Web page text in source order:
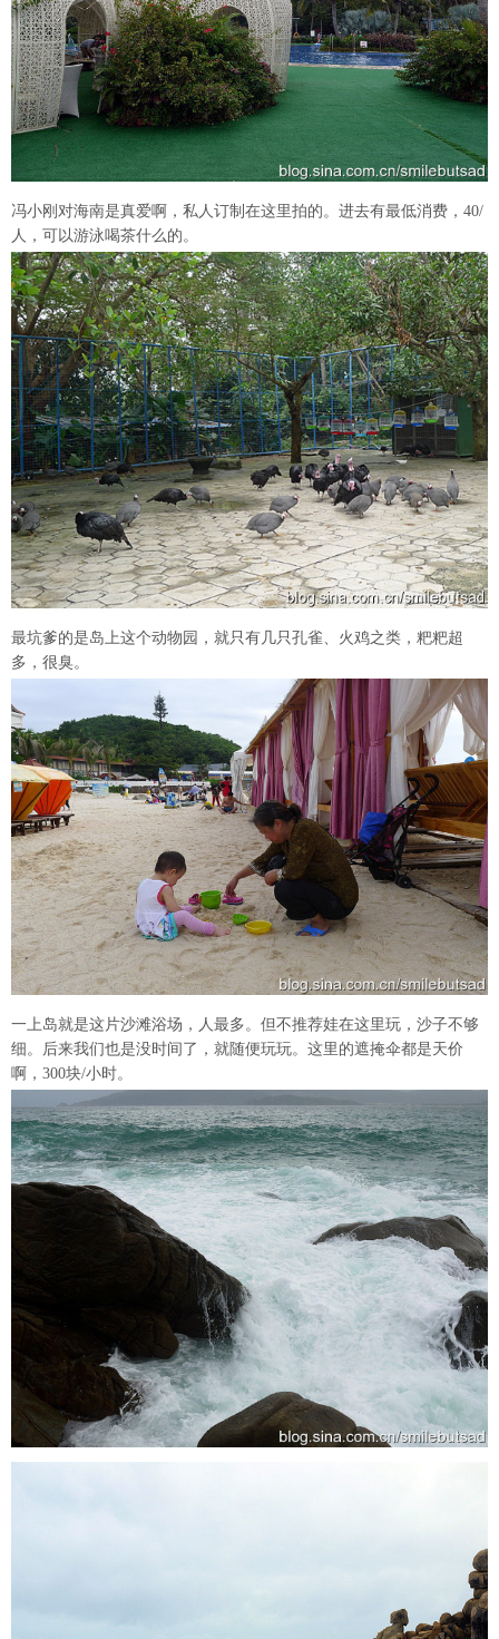
冯小刚对海南是真爱啊，私人订制在这里拍的。进去有最低消费，40/
人，可以游泳喝茶什么的。
最坑爹的是岛上这个动物园，就只有几只孔雀、火鸡之类，粑粑超
多，很臭。
一上岛就是这片沙滩浴场，人最多。但不推荐娃在这里玩，沙子不够
细。后来我们也是没时间了，就随便玩玩。这里的遮掩伞都是天价
啊，300块/小时。